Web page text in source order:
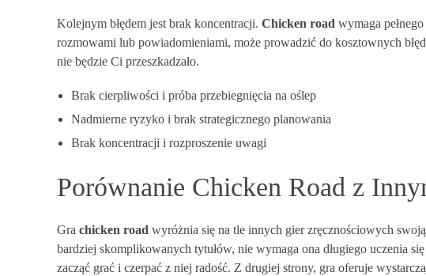
Kolejnym błędem jest brak koncentracji. Chicken road wymaga
rozmowami lub powiadomieniami, może prowadzić do kosztownych
nie będzie Ci przeszkadzało.
Brak cierpliwości i próba przebiegnięcia na oślep
Nadmierne ryzyko i brak strategicznego planowania
Brak koncentracji i rozproszenie uwagi
Porównanie Chicken Road z
Gra chicken road wyróżnia się na tle innych gier zręcznościowych
bardziej skomplikowanych tytułów, nie wymaga ona długiego uczenia
zacząć grać i czerpać z niej radość. Z drugiej strony, gra oferuje